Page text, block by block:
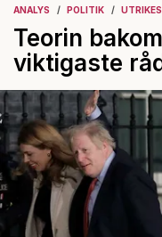
ANALYS POLITIK UTRIKES
Teorin
viktigaste